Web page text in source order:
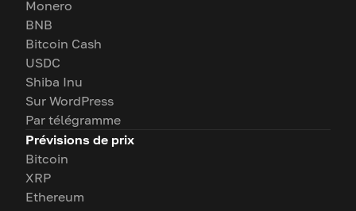
Monero
BNB
Bitcoin Cash
USDC
Shiba Inu
Sur WordPress
Par télégramme
Prévisions de prix
Bitcoin
XRP
Ethereum